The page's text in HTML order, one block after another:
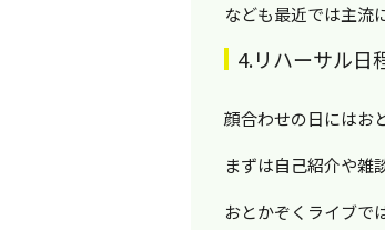
なども最近では主流
4.リハーサル日
顔合わせの日にはお
まずは自己紹介や雑
おとかぞくライブで